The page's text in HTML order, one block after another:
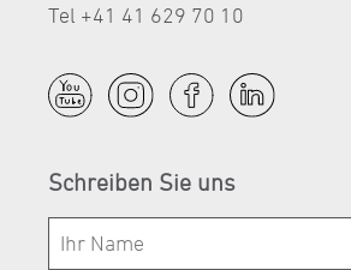
Tel +41 41 629 70 10
Schreiben Sie uns